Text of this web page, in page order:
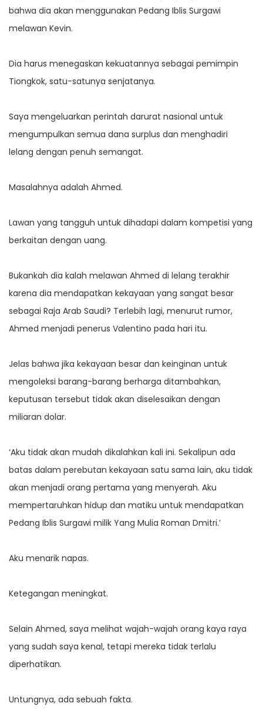
bahwa dia akan menggunakan Pedang Iblis Surgawi
melawan Kevin.
Dia harus menegaskan kekuatannya sebagai pemimpin
Tiongkok, satu-satunya senjatanya.
Saya mengeluarkan perintah darurat nasional untuk
mengumpulkan semua dana surplus dan menghadiri
lelang dengan penuh semangat.
Masalahnya adalah Ahmed.
Lawan yang tangguh untuk dihadapi dalam kompetisi yang
berkaitan dengan uang.
Bukankah dia kalah melawan Ahmed di lelang terakhir
karena dia mendapatkan kekayaan yang sangat besar
sebagai Raja Arab Saudi? Terlebih lagi, menurut rumor,
Ahmed menjadi penerus Valentino pada hari itu.
Jelas bahwa jika kekayaan besar dan keinginan untuk
mengoleksi barang-barang berharga ditambahkan,
keputusan tersebut tidak akan diselesaikan dengan
miliaran dolar.
‘Aku tidak akan mudah dikalahkan kali ini. Sekalipun ada
batas dalam perebutan kekayaan satu sama lain, aku tidak
akan menjadi orang pertama yang menyerah. Aku
mempertaruhkan hidup dan matiku untuk mendapatkan
Pedang Iblis Surgawi milik Yang Mulia Roman Dmitri.’
Aku menarik napas.
Ketegangan meningkat.
Selain Ahmed, saya melihat wajah-wajah orang kaya raya
yang sudah saya kenal, tetapi mereka tidak terlalu
diperhatikan.
Untungnya, ada sebuah fakta.